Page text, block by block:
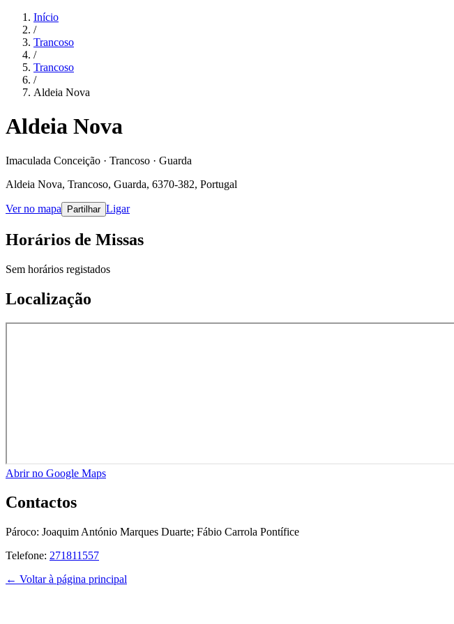
Início
/
Trancoso
/
Trancoso
/
Aldeia Nova
Aldeia Nova
Imaculada Conceição · Trancoso · Guarda
Aldeia Nova, Trancoso, Guarda, 6370-382, Portugal
Ver no mapa Partilhar Ligar
Horários de Missas
Sem horários registados
Localização
Abrir no Google Maps
Contactos
Pároco: Joaquim António Marques Duarte; Fábio Carrola Pontífice
Telefone: 271811557
← Voltar à página principal